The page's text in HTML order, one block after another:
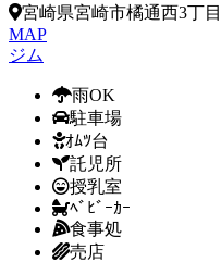
宮崎県宮崎市橘通西3丁
MAP
ジム
雨OK
駐車場
ｵﾑﾂ台
託児所
授乳室
ﾍﾞﾋﾞｰｶｰ
食事処
売店